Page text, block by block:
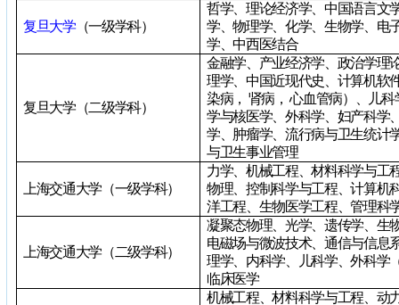
复旦大学（一级学科）
哲学、理论经济学、中国语言文
学、物理学、化学、生物学、电
学、中西医结合
复旦大学（二级学科）
金融学、产业经济学、政治学理
理学、中国近现代史、计算机软
染病， 肾病， 心血管病）、儿
学与核医学、外科学、妇产科学
学、肿瘤学、流行病与卫生统计
与卫生事业管理
上海交通大学（一级学科）
力学、机械工程、材料科学与工
物理、控制科学与工程、计算机
洋工程、生物医学工程、管理科
上海交通大学（二级学科）
凝聚态物理、光学、遗传学、生
电磁场与微波技术、通信与信息
理学、内科学、儿科学、外科学
临床医学
机械工程、材料科学与工程、动